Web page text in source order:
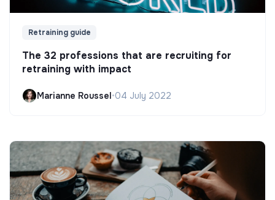
Retraining guide
The 32 professions that are recruiting for
retraining with impact
Marianne Roussel•04 July 2022